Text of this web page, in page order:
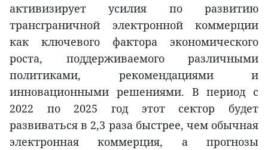
активизирует усилия по развитию
трансграничной электронной коммерции
как ключевого фактора экономического
роста, поддерживаемого различными
политиками, рекомендациями и
инновационными решениями. В период с
2022 по 2025 год этот сектор будет
развиваться в 2,3 раза быстрее, чем обычная
электронная коммерция, а прогнозы